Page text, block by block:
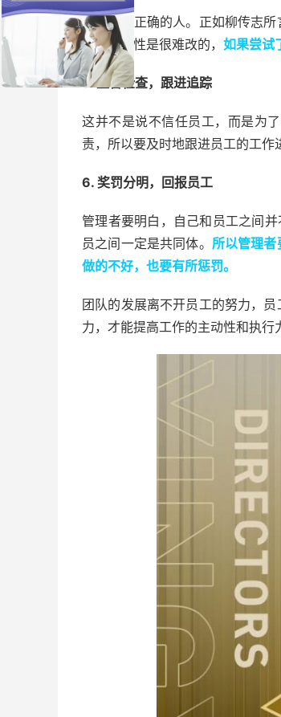
就是要选正确的人。正如柳传志
有的人本性是很难改的， 如果尝试
5. 监督检查，跟进追踪
这并不是说不信任员工，而是为
责，所以要及时地跟进员工的工作
6. 奖罚分明，回报员工
管理者要明白，自己和员工之间
员之间一定是共同体。 所以管理者
做的不好，也要有所惩罚。
团队的发展离不开员工的努力，
力，才能提高工作的主动性和执行